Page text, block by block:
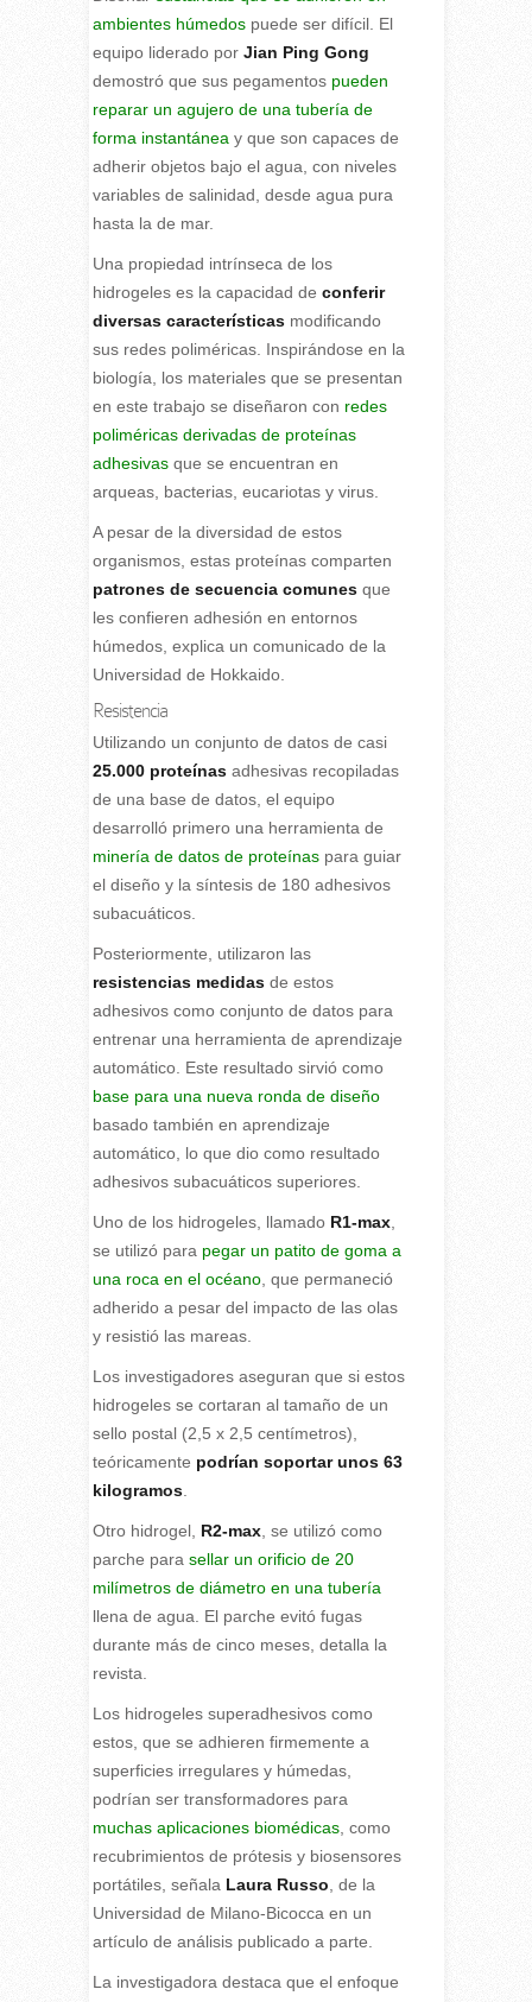
ambientes húmedospuede ser difícil. El
equipo liderado por Jian Ping Gong
demostró que sus pegamentospueden
reparar un agujero de una tubería de
forma instantánea y que son capaces de
adherir objetos bajo el agua, con niveles
variables de salinidad, desde agua pura
hasta la de mar.
Una propiedad intrínseca de los
hidrogeles es la capacidad de conferir
diversas característicasmodificando
sus redes poliméricas. Inspirándose en la
biología, los materiales que se presentan
en este trabajo se diseñaron con redes
poliméricas derivadas de proteínas
adhesivasque se encuentran en
arqueas, bacterias, eucariotas y virus.
A pesar de la diversidad de estos
organismos, estas proteínas comparten
patrones de secuencia comunesque
les confieren adhesión en entornos
húmedos, explica un comunicado de la
Universidad de Hokkaido.
Resistencia
Utilizando un conjunto de datos de casi
25.000 proteínasadhesivas recopiladas
de una base de datos, el equipo
desarrolló primero una herramienta de
minería de datos de proteínaspara guiar
el diseño y la síntesis de 180 adhesivos
subacuáticos.
Posteriormente, utilizaron las
resistencias medidasde estos
adhesivos como conjunto de datos para
entrenar una herramienta de aprendizaje
automático. Este resultado sirvió como
base para una nueva ronda de diseño
basado también en aprendizaje
automático, lo que dio como resultado
adhesivos subacuáticos superiores.
Uno de los hidrogeles, llamadoR1-max,
se utilizó para pegar un patito de goma a
una roca en el océano, que permaneció
adherido a pesar del impacto de las olas
y resistió las mareas.
Los investigadores aseguran que si estos
hidrogeles se cortaran al tamaño de un
sello postal (2,5 x 2,5 centímetros),
teóricamente podrían soportar unos 63
kilogramos.
Otro hidrogel, R2-max, se utilizó como
parche para sellar un orificio de 20
milímetros de diámetro en una tubería
llena de agua. El parche evitó fugas
durante más de cinco meses, detalla la
revista.
Los hidrogeles superadhesivos como
estos, que se adhieren firmemente a
superficies irregulares y húmedas,
podrían ser transformadores para
muchas aplicaciones biomédicas, como
recubrimientos de prótesis y biosensores
portátiles, señala Laura Russo , de la
Universidad de Milano-Bicocca en un
artículo de análisis publicado a parte.
La investigadora destaca que el enfoque